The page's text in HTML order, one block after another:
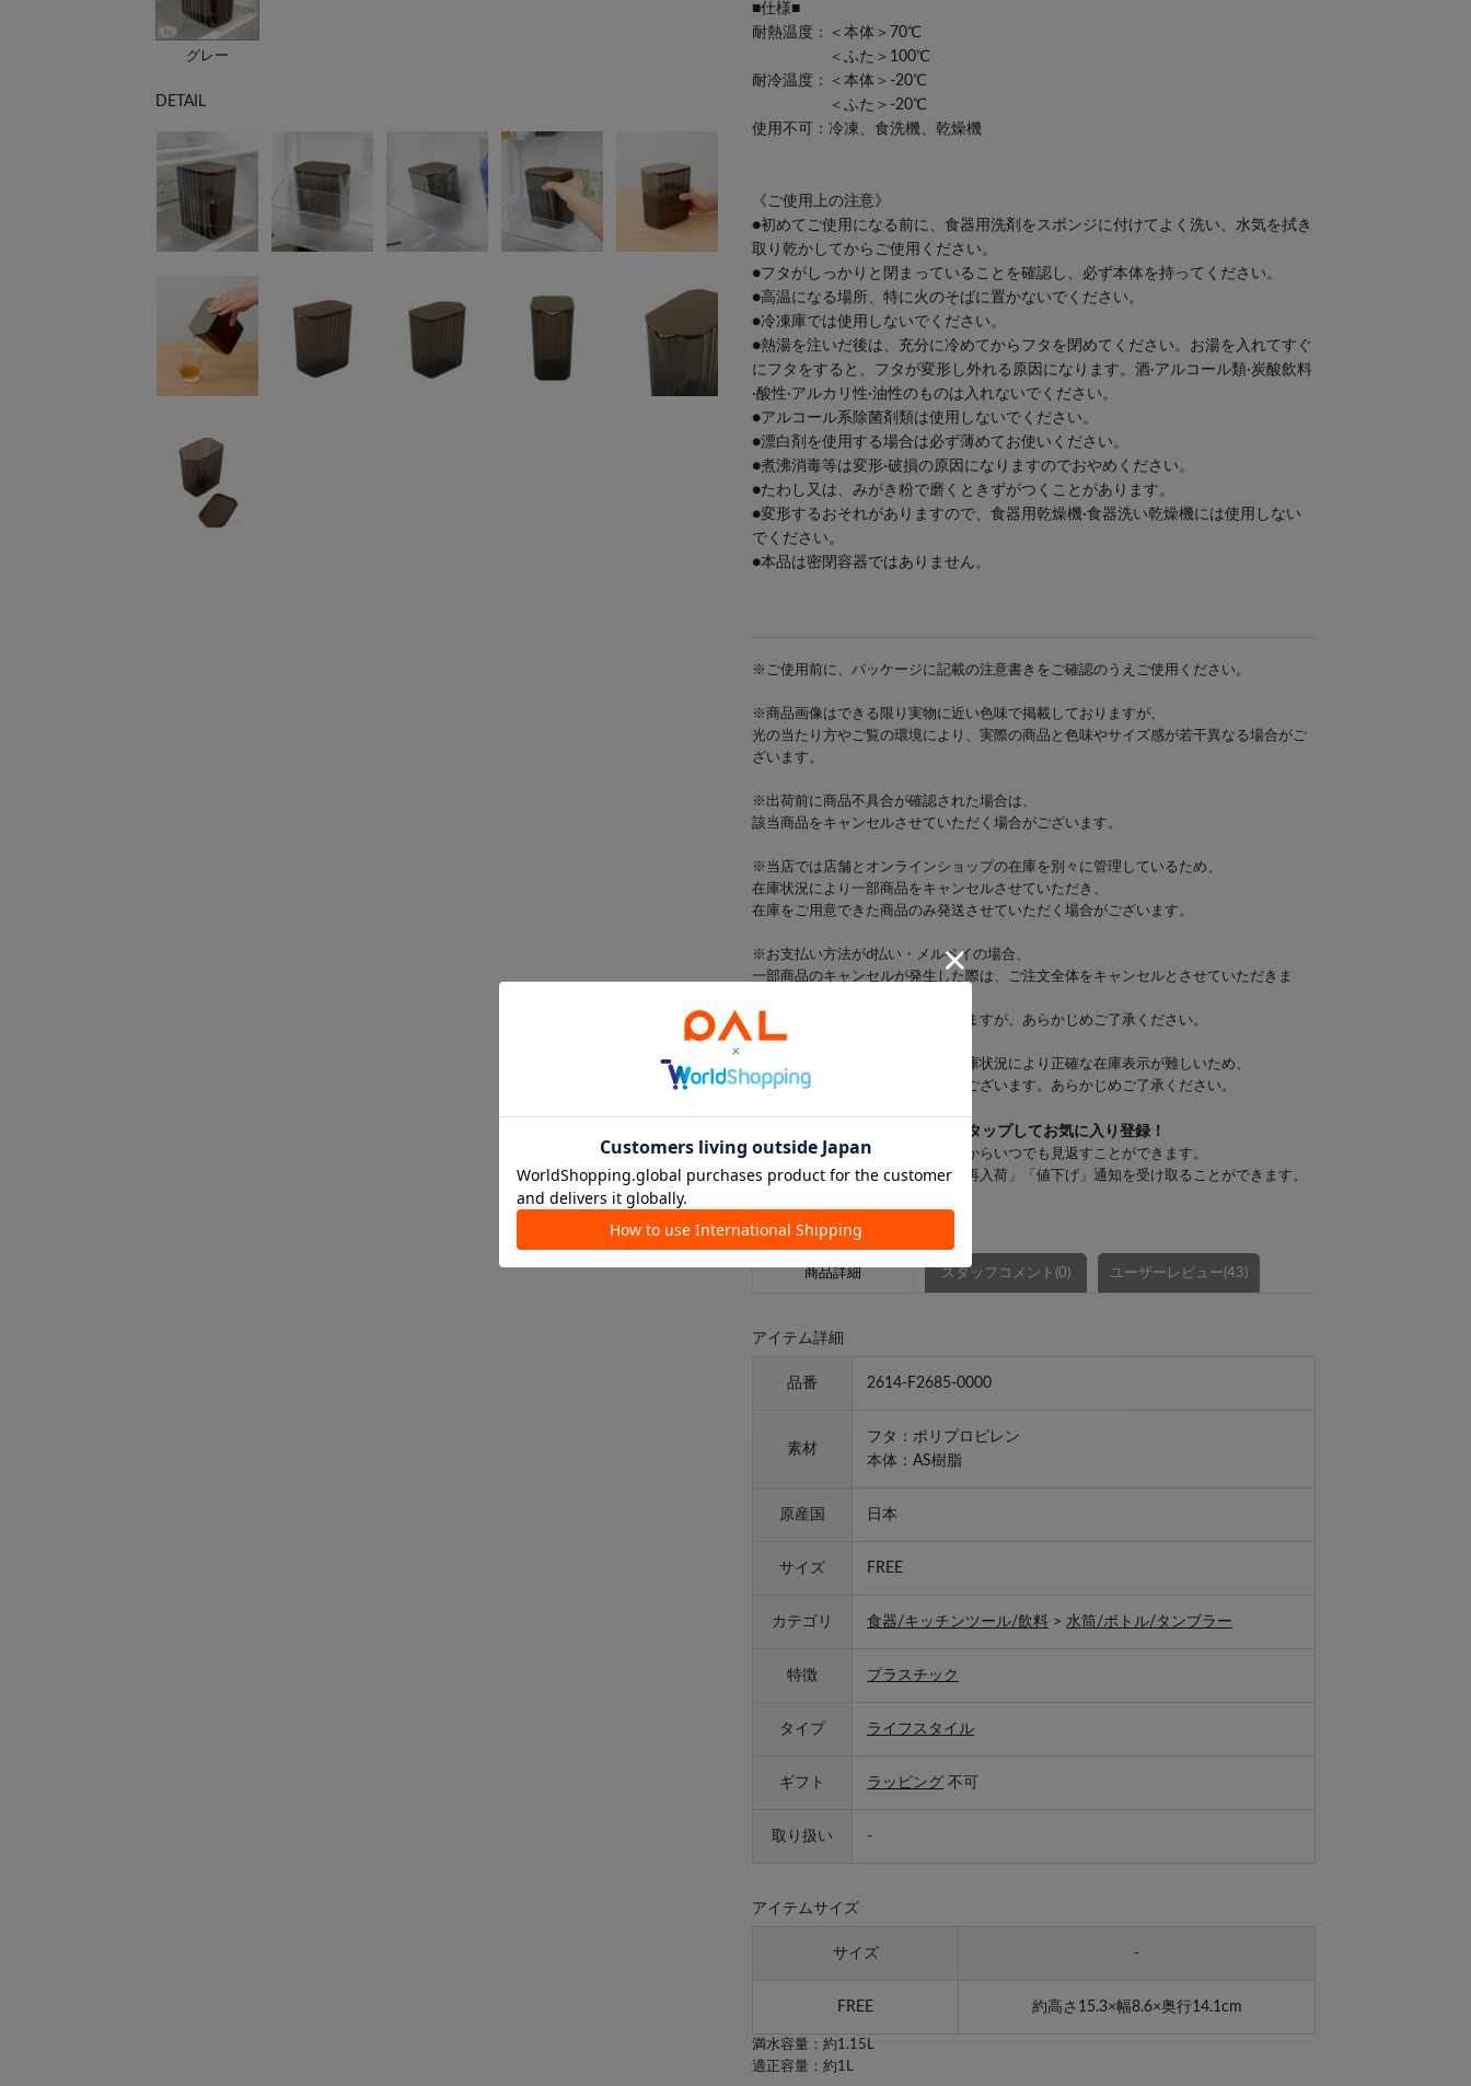
グレー
DETAIL
■仕様■
耐熱温度：＜本体＞70℃
＜ふた＞100℃
耐冷温度：＜本体＞-20℃
＜ふた＞-20℃
使用不可：冷凍、食洗機、乾燥機
《ご使用上の注意》
●初めてご使用になる前に、食器用洗剤をスポンジに付けてよく洗い、水気を拭き
取り乾かしてからご使用ください。
●フタがしっかりと閉まっていることを確認し、必ず本体を持ってください。
●高温になる場所、特に火のそばに置かないでください。
●冷凍庫では使用しないでください。
●熱湯を注いだ後は、充分に冷めてからフタを閉めてください。お湯を入れてすぐ
にフタをすると、フタが変形し外れる原因になります。酒·アルコール類·炭酸飲料
·酸性·アルカリ性·油性のものは入れないでください。
●アルコール系除菌剤類は使用しないでください。
●漂白剤を使用する場合は必ず薄めてお使いください。
●煮沸消毒等は変形·破損の原因になりますのでおやめください。
●たわし又は、みがき粉で磨くときずがつくことがあります。
●変形するおそれがありますので、食器用乾燥機·食器洗い乾燥機には使用しない
でください。
●本品は密閉容器ではありません。
※ご使用前に、パッケージに記載の注意書きをご確認のうえご使用ください。
※商品画像はできる限り実物に近い色味で掲載しておりますが、
光の当たり方やご覧の環境により、実際の商品と色味やサイズ感が若干異なる場合がご
ざいます。
※出荷前に商品不具合が確認された場合は、
該当商品をキャンセルさせていただく場合がございます。
※当店では店舗とオンラインショップの在庫を別々に管理しているため、
在庫状況により一部商品をキャンセルさせていただき、
在庫をご用意できた商品のみ発送させていただく場合がございます。
※お支払い方法がd払い・メルペイの場合、
一部商品のキャンセルが発生した際は、ご注文全体をキャンセルとさせていただきま
お客様にはご迷惑をおかけいたしますが、あらかじめご了承ください。
※一部の商品では、商品仕様や在庫状況により正確な在庫表示が難しいため、
店舗在庫を表示していない場合がございます。あらかじめご了承ください。
」をタップしてお気に入り登録！
登録すると「♡（お気に入り）」からいつでも見返すことができます。
登録した商品の「残りわずか」「再入荷」「値下げ」通知を受け取ることができます。
商品詳細 スタッフコメント(0) ユーザーレビュー(43)
アイテム詳細
品番 2614-F2685-0000
素材
フタ：ポリプロピレン
本体：AS樹脂
原産国 日本
サイズ FREE
カテゴリ 食器/キッチンツール/飲料 > 水筒/ボトル/タンブラー
特徴 プラスチック
タイプ ライフスタイル
ギフト ラッピング 不可
取り扱い -
アイテムサイズ
サイズ -
FREE 約高さ15.3×幅8.6×奥行14.1cm
満水容量：約1.15L
適正容量：約1L